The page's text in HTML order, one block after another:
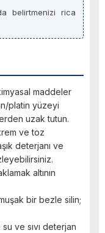
belirtmenizi rica
maddeler
platin yüzeyi
uzak tutun.
ve toz
deterjanı ve
altının
bir bezle silin;
su ve sıvı deterjan